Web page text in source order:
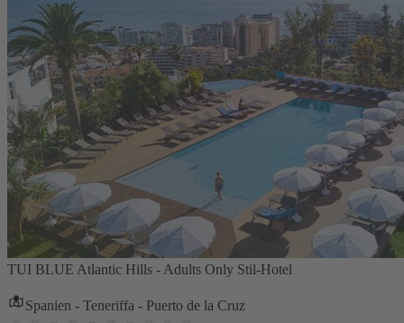
TUI BLUE Atlantic Hills - Adults Only Stil-Hotel
Spanien - Teneriffa - Puerto de la Cruz